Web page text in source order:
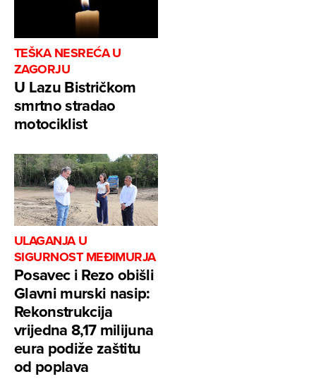
TEŠKA NESREĆA U
ZAGORJU
U Lazu Bistričkom
smrtno stradao
motociklist
ULAGANJA U
SIGURNOST MEĐIMURJA
Posavec i Rezo obišli
Glavni murski nasip:
Rekonstrukcija
vrijedna 8,17 milijuna
eura podiže zaštitu
od poplava